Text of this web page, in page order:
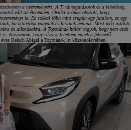
a nyereményért. A Ti támogatásotok és a lehetőség,
vált az életemben. Óriási örömet okozott, hogy
is. Ez sokkal több mint csupán egy jutalom, ez egy
ha kitartóak vagyunk és hiszünk bennük. Most még inkább
és alkotásokra. A Toyotának hálás vagyok, hogy nem csak
Köszönöm, hogy részese lehettem ennek a felemelő
Reisch Abigél a Toyotának írt köszönőlevélben.